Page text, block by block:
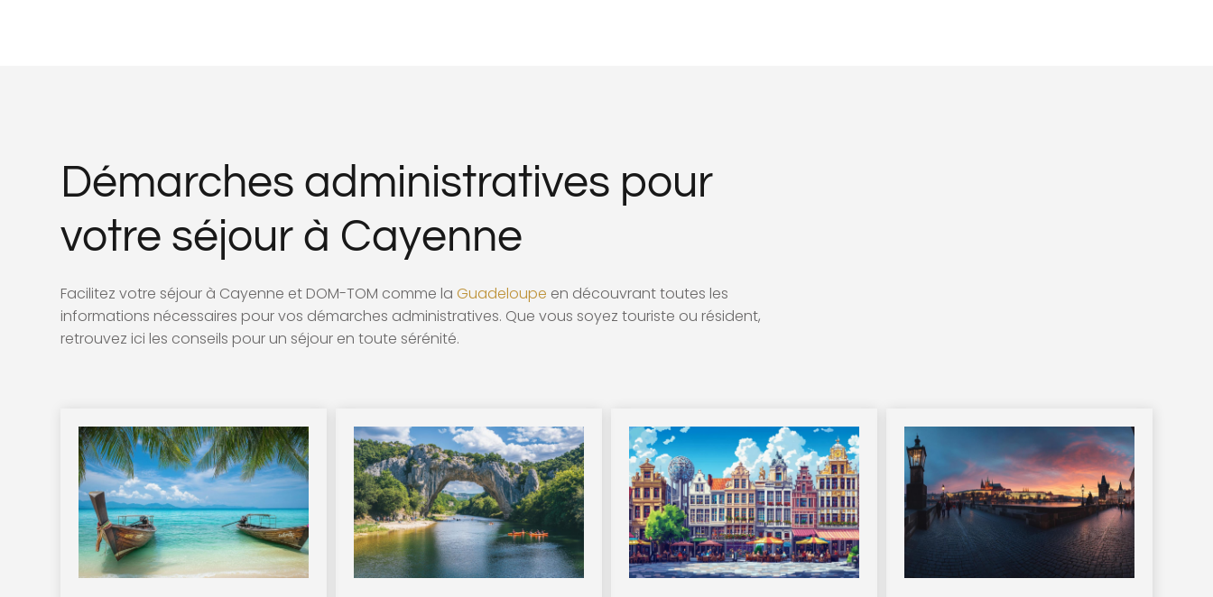
Démarches administratives pour
votre séjour à Cayenne
Facilitez votre séjour à Cayenne et DOM-TOM comme la Guadeloupe en découvrant toutes les
informations nécessaires pour vos démarches administratives. Que vous soyez touriste ou résident,
retrouvez ici les conseils pour un séjour en toute sérénité.